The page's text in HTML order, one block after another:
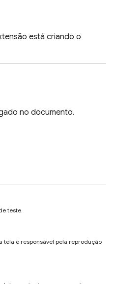
está criando o
no documento.
teste.
tela é responsável pela reprodução